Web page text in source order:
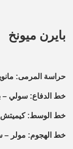
بايرن ميونخ
حراسة المرمى:
خط الدفاع: سولي –
خط الوسط: كيميتش
خط الهجوم: مولر –